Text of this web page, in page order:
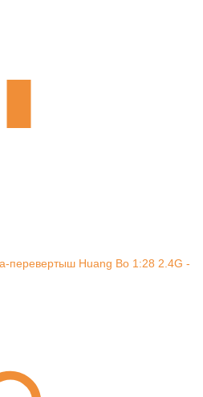
перевертыш Huang Bo 1:28 2.4G -